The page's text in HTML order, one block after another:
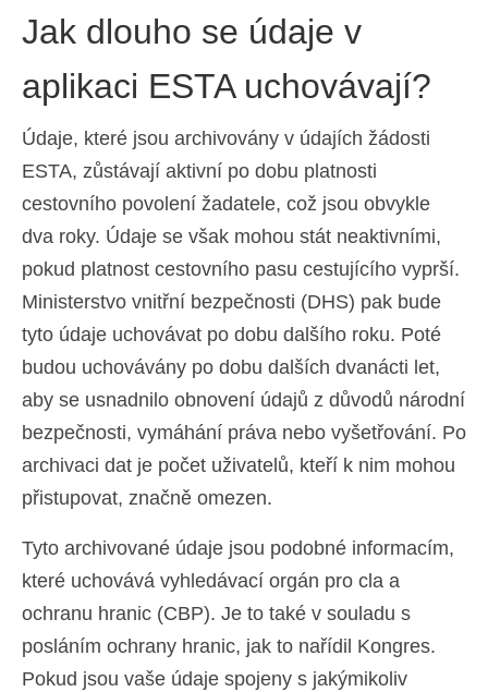
Jak dlouho se údaje v
aplikaci ESTA uchovávají?
Údaje, které jsou archivovány v údajích žádosti
ESTA, zůstávají aktivní po dobu platnosti
cestovního povolení žadatele, což jsou obvykle
dva roky. Údaje se však mohou stát neaktivními,
pokud platnost cestovního pasu cestujícího vyprší.
Ministerstvo vnitřní bezpečnosti (DHS) pak bude
tyto údaje uchovávat po dobu dalšího roku. Poté
budou uchovávány po dobu dalších dvanácti let,
aby se usnadnilo obnovení údajů z důvodů národní
bezpečnosti, vymáhání práva nebo vyšetřování. Po
archivaci dat je počet uživatelů, kteří k nim mohou
přistupovat, značně omezen.
Tyto archivované údaje jsou podobné informacím,
které uchovává vyhledávací orgán pro cla a
ochranu hranic (CBP). Je to také v souladu s
posláním ochrany hranic, jak to nařídil Kongres.
Pokud jsou vaše údaje spojeny s jakýmikoliv